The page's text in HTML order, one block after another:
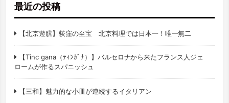
最近の投稿
【北京遊膳】荻窪の至宝 北京料理では日本一！唯一無二
【Tinc gana（ﾃｨﾝｶﾞﾅ）】バルセロナから来たフランス人ジェ
ロームが作るスパニッシュ
【三和】魅力的な小皿が連続するイタリアン